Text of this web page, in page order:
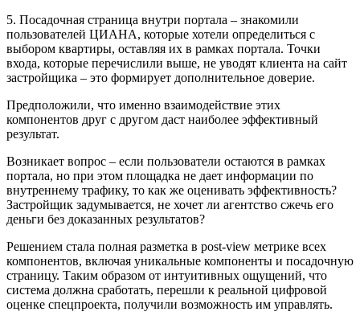
5. Посадочная страница внутри портала – знакомили
пользователей ЦИАНА, которые хотели определиться с
выбором квартиры, оставляя их в рамках портала. Точки
входа, которые перечислили выше, не уводят клиента на сайт
застройщика – это формирует дополнительное доверие.
Предположили, что именно взаимодействие этих
компонентов друг с другом даст наиболее эффективный
результат.
Возникает вопрос – если пользователи остаются в рамках
портала, но при этом площадка не дает информации по
внутреннему трафику, то как же оценивать эффективность?
Застройщик задумывается, не хочет ли агентство сжечь его
деньги без доказанных результатов?
Решением стала полная разметка в post-view метрике всех
компонентов, включая уникальные компоненты и посадочную
страницу. Таким образом от интуитивных ощущений, что
система должна сработать, перешли к реальной цифровой
оценке спецпроекта, получили возможность им управлять.